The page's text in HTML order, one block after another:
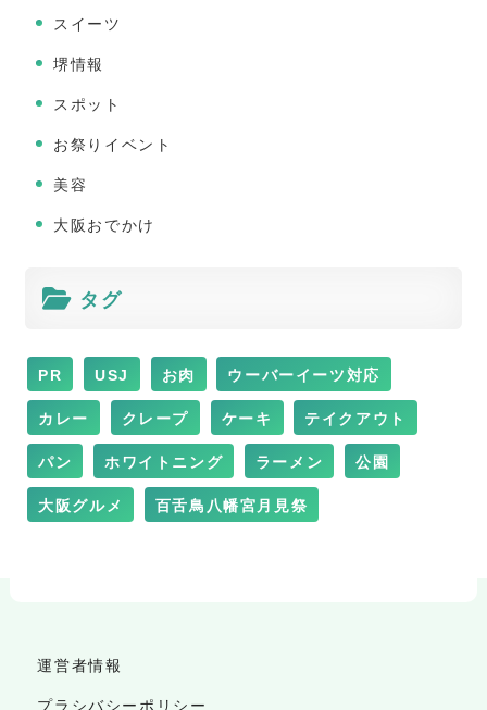
スイーツ
堺情報
スポット
お祭りイベント
美容
大阪おでかけ
タグ
PR USJ お肉 ウーバーイーツ対応
カレー クレープ ケーキ テイクアウト
パン ホワイトニング ラーメン 公園
大阪グルメ 百舌鳥八幡宮月見祭
運営者情報
プラシバシーポリシー